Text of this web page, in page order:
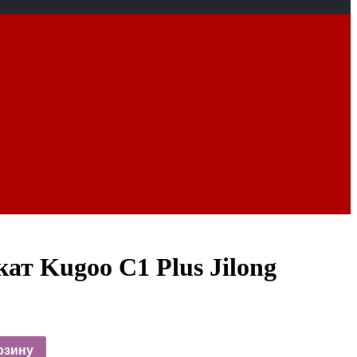
Kugoo C1 Plus Jilong